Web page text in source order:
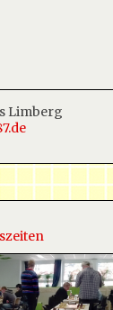
Limberg